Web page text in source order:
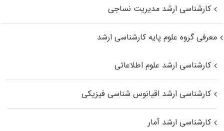
کارشناسی ارشد مدیریت نساجی
معرفی گروه علوم پایه کارشناسی ارشد
کارشناسی ارشد علوم اطلاعاتی
کارشناسی ارشد اقیانوس‌ شناسی فیزیکی
کارشناسی ارشد آمار